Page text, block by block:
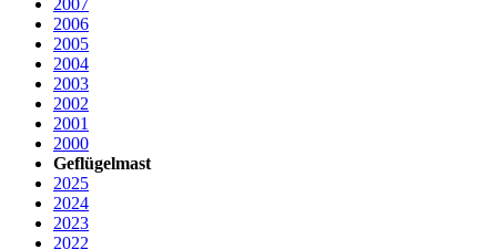
2007
2006
2005
2004
2003
2002
2001
2000
Geflügelmast
2025
2024
2023
2022